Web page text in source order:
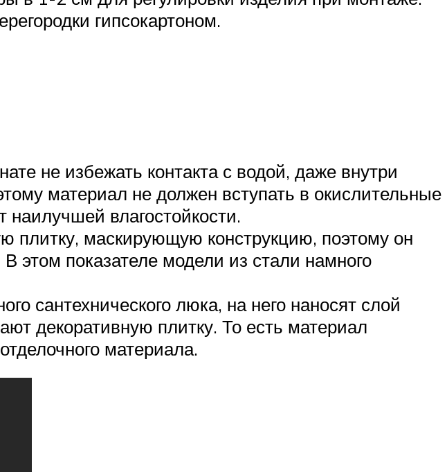
гипсокартоном.
не избежать контакта с водой, даже внутри
материал не должен вступать в окислительные
влагостойкости.
плитку, маскирующую конструкцию, поэтому он
показателе модели из стали намного
сантехнического люка, на него наносят слой
декоративную плитку. То есть материал
материала.